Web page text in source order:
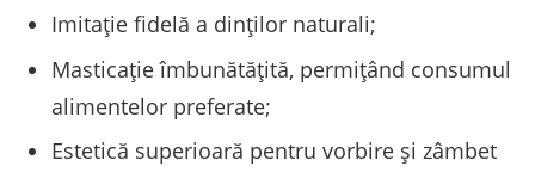
Imitație fidelă a dinților naturali;
Masticație îmbunătățită, permițând consumul
alimentelor preferate;
Estetică superioară pentru vorbire și zâmbet